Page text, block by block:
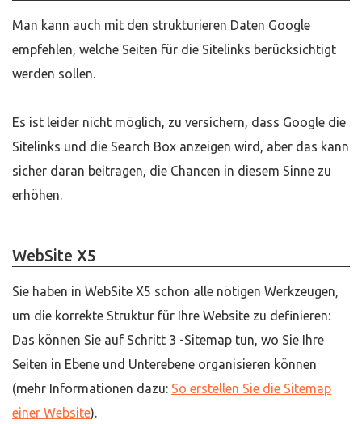
Man kann auch mit den strukturieren Daten Google
empfehlen, welche Seiten für die Sitelinks berücksichtigt
werden sollen.
Es ist leider nicht möglich, zu versichern, dass Google die
Sitelinks und die Search Box anzeigen wird, aber das kann
sicher daran beitragen, die Chancen in diesem Sinne zu
erhöhen.
WebSite X5
Sie haben in WebSite X5 schon alle nötigen Werkzeugen,
um die korrekte Struktur für Ihre Website zu definieren:
Das können Sie auf Schritt 3 -Sitemap tun, wo Sie Ihre
Seiten in Ebene und Unterebene organisieren können
(mehr Informationen dazu: So erstellen Sie die Sitemap
einer Website).